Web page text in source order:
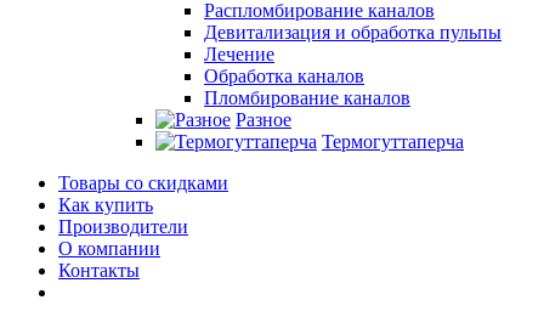
Распломбирование каналов
Девитализация и обработка пульпы
Лечение
Обработка каналов
Пломбирование каналов
Разное
Термогуттаперча
Товары со скидками
Как купить
Производители
О компании
Контакты